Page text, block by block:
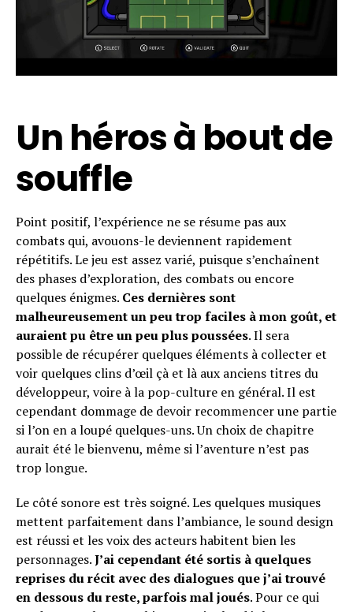
Un héros à bout de
souffle
Point positif, l’expérience ne se résume pas aux
combats qui, avouons-le deviennent rapidement
répétitifs. Le jeu est assez varié, puisque s’enchaînent
des phases d’exploration, des combats ou encore
quelques énigmes. Ces dernières sont
malheureusement un peu trop faciles à mon goût, et
auraient pu être un peu plus poussées. Il sera
possible de récupérer quelques éléments à collecter et
voir quelques clins d’œil çà et là aux anciens titres du
développeur, voire à la pop-culture en général. Il est
cependant dommage de devoir recommencer une partie
si l’on en a loupé quelques-uns. Un choix de chapitre
aurait été le bienvenu, même si l’aventure n’est pas
trop longue.
Le côté sonore est très soigné. Les quelques musiques
mettent parfaitement dans l’ambiance, le sound design
est réussi et les voix des acteurs habitent bien les
personnages.J’ai cependant été sortis à quelques
reprises du récit avec des dialogues que j’ai trouvé
en dessous du reste, parfois mal joués. Pour ce qui